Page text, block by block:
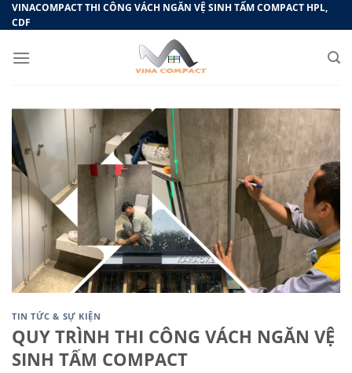
Bỏ
qua
dung
VINACOMPACT THI CÔNG VÁCH NGĂN VỆ SINH TẤM COMPACT HPL,
CDF
TIN TỨC & SỰ KIỆN
QUY TRÌNH THI CÔNG VÁCH NGĂN VỆ
SINH TẤM COMPACT